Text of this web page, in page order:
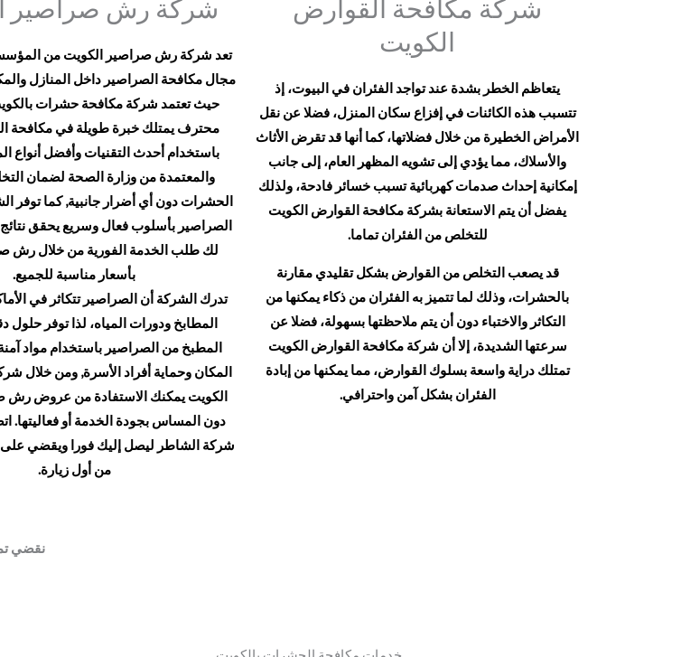
شركة مكافحة القوارض
الكويت
يتعاظم الخطر بشدة عند تواجد الفئران في البيوت، إذ
تتسبب هذه الكائنات في إفزاع سكان المنزل، فضلا عن نقل
الأمراض الخطيرة من خلال فضلاتها، كما أنها قد تقرض الأثاث
والأسلاك، مما يؤدي إلى تشويه المظهر العام، إلى جانب
إمكانية إحداث صدمات كهربائية تسبب خسائر فادحة، ولذلك
يفضل أن يتم الاستعانة بشركة مكافحة القوارض الكويت
للتخلص من الفئران تماما.
قد يصعب التخلص من القوارض بشكل تقليدي مقارنة
بالحشرات، وذلك لما تتميز به الفئران من ذكاء يمكنها من
التكاثر والاختباء دون أن يتم ملاحظتها بسهولة، فضلا عن
سرعتها الشديدة، إلا أن شركة مكافحة القوارض الكويت
تمتلك دراية واسعة بسلوك القوارض، مما يمكنها من إبادة
الفئران بشكل آمن واحترافي.
شركة رش صراصير
تعد شركة رش صراصير الكويت من
مجال مكافحة الصراصير داخل المنازل
حيث تعتمد شركة مكافحة حشرات
محترف يمتلك خبرة طويلة في مكافحة
باستخدام أحدث التقنيات وأفضل أنواع
والمعتمدة من وزارة الصحة لضمان
الحشرات دون أي أضرار جانبية, كما توفر
الصراصير بأسلوب فعال وسريع يحقق
لك طلب الخدمة الفورية من خلال رش
بأسعار مناسبة للجميع.
تدرك الشركة أن الصراصير تتكاثر في
المطابخ ودورات المياه، لذا توفر
المطبخ من الصراصير باستخدام مواد
المكان وحماية أفراد الأسرة, ومن خلال
الكويت يمكنك الاستفادة من عروض
دون المساس بجودة الخدمة أو فعاليتها.
شركة الشاطر ليصل إليك فورا ويقضي على
من أول زيارة.
نقضي